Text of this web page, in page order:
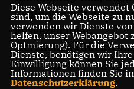
Schindler, mit der
ausgezeichnet.
Herzlichen
für das große
Diese Webseite verwendet
sind, um die Webseite zu
verwenden wir Dienste
helfen, unser Webangebot
Optmierung). Für die
Dienste, benötigen wir
Einwilligung können Sie
Informationen finden Sie
Datenschutzerklärung.